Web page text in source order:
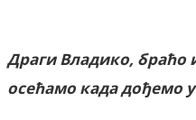
Драги Владико, браћо
осећамо када дођемо